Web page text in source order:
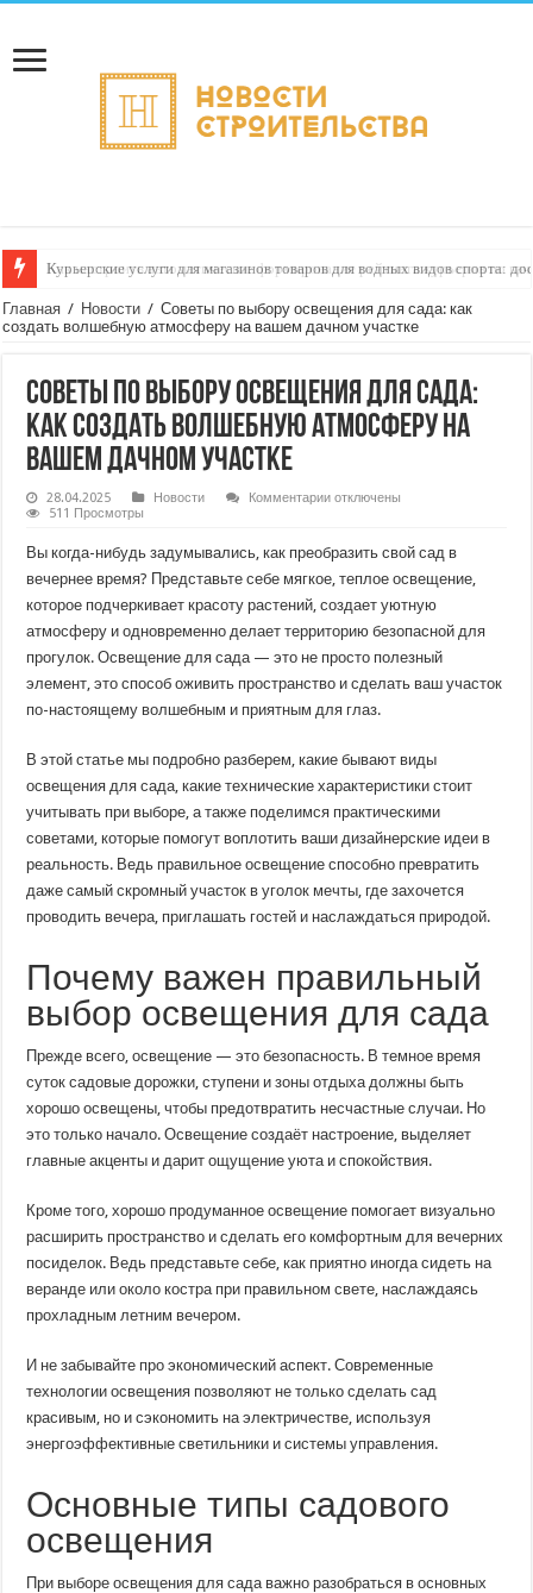
Как настроить автоматическое формирование рейтинга курьеров по
Главная / Новости / Советы по выбору освещения для сада: как
создать волшебную атмосферу на вашем дачном участке
Советы по выбору освещения для сада:
как создать волшебную атмосферу на
вашем дачном участке
28.04.2025 Новости Комментариик
выбору
освещения
для
сада:
создать
волшебную
атмосферу
на
вашем
дачном
отключены
511 Просмотры
Вы когда-нибудь задумывались, как преобразить свой сад в
вечернее время? Представьте себе мягкое, теплое освещение,
которое подчеркивает красоту растений, создает уютную
атмосферу и одновременно делает территорию безопасной для
прогулок. Освещение для сада — это не просто полезный
элемент, это способ оживить пространство и сделать ваш участок
по-настоящему волшебным и приятным для глаз.
В этой статье мы подробно разберем, какие бывают виды
освещения для сада, какие технические характеристики стоит
учитывать при выборе, а также поделимся практическими
советами, которые помогут воплотить ваши дизайнерские идеи в
реальность. Ведь правильное освещение способно превратить
даже самый скромный участок в уголок мечты, где захочется
проводить вечера, приглашать гостей и наслаждаться природой.
Почему важен правильный
выбор освещения для сада
Прежде всего, освещение — это безопасность. В темное время
суток садовые дорожки, ступени и зоны отдыха должны быть
хорошо освещены, чтобы предотвратить несчастные случаи. Но
это только начало. Освещение создаёт настроение, выделяет
главные акценты и дарит ощущение уюта и спокойствия.
Кроме того, хорошо продуманное освещение помогает визуально
расширить пространство и сделать его комфортным для вечерних
посиделок. Ведь представьте себе, как приятно иногда сидеть на
веранде или около костра при правильном свете, наслаждаясь
прохладным летним вечером.
И не забывайте про экономический аспект. Современные
технологии освещения позволяют не только сделать сад
красивым, но и сэкономить на электричестве, используя
энергоэффективные светильники и системы управления.
Основные типы садового
освещения
При выборе освещения для сада важно разобраться в основных